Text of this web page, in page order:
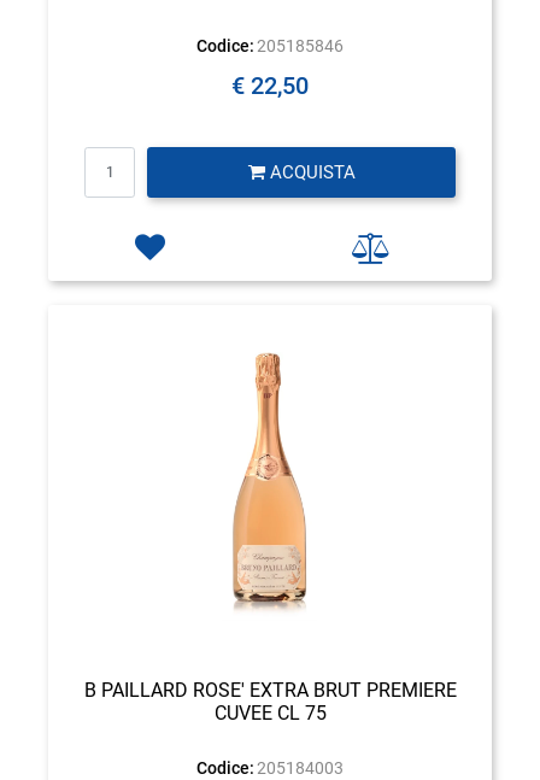
Codice: 205185846
€ 22,50
ACQUISTA
B PAILLARD ROSE' EXTRA BRUT PREMIERE
CUVEE CL 75
Codice: 205184003